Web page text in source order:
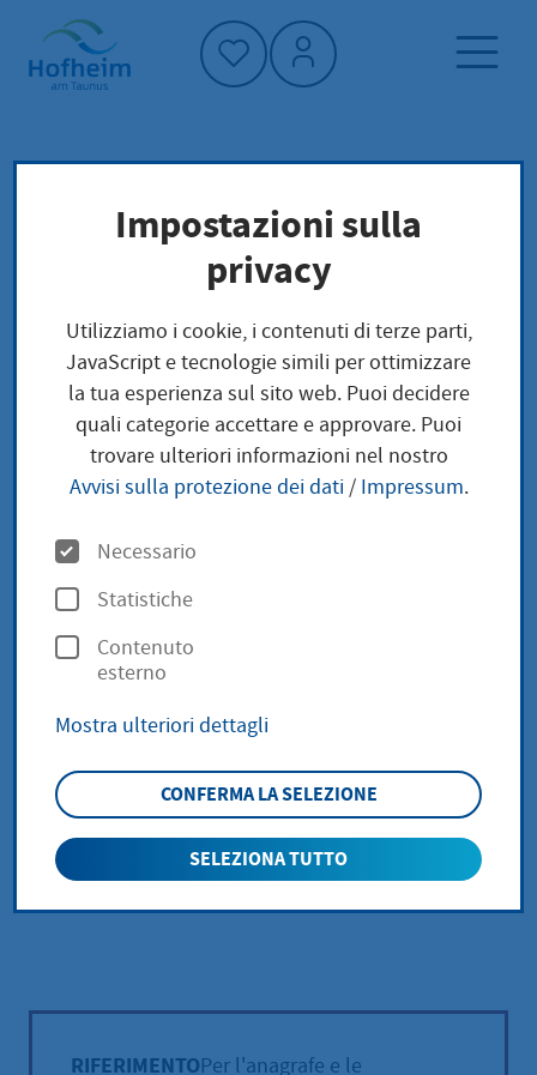
Home"
Pagina iniziale
Vivere a Hofheim
Società e questioni sociali
Il matrimonio
{F:TRANSLATE(KEY: 'HINT.ERROR')
RIFERIMENTOPer l'anagrafe e le
Impostazioni sulla
privacy
Utilizziamo i cookie, i contenuti di terze parti,
JavaScript e tecnologie simili per ottimizzare
la tua esperienza sul sito web. Puoi decidere
quali categorie accettare e approvare. Puoi
trovare ulteriori informazioni nel nostro
Avvisi sulla protezione dei dati/ Impressum.
O
p
z
i
n
Necessario
Statistiche
Contenuto
esterno
Mostra ulteriori dettagli
CONFERMA LA SELEZIONE
SELEZIONA TUTTO